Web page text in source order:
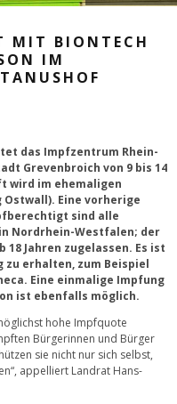
MIT BIONTECH
IM
das Impfzentrum Rhein-
Grevenbroich von 9 bis 14
wird im ehemaligen
Ostwall). Eine vorherige
sind alle
Nordrhein-Westfalen; der
18 Jahren zugelassen. Es ist
erhalten, zum Beispiel
Eine einmalige Impfung
ist ebenfalls möglich.
hohe Impfquote
Bürgerinnen und Bürger
sie nicht nur sich selbst,
appelliert Landrat Hans-